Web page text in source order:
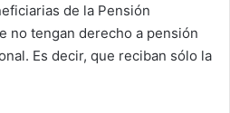
de la Pensión
no tengan derecho a pensión
Es decir, que reciban sólo la